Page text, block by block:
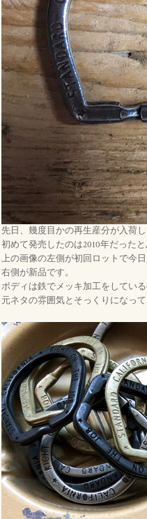
先日、幾度目かの再生産分が入荷し
初めて発売したのは2010年だったと
上の画像の左側が初回ロットで今日
右側が新品です。
ボディは鉄でメッキ加工をしてい
元ネタの雰囲気とそっくりになって